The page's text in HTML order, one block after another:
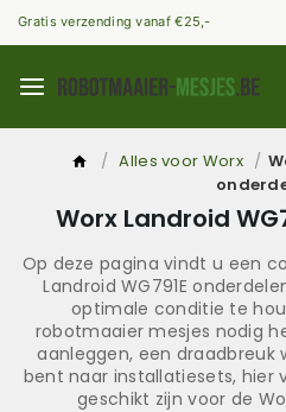
Gratis verzending vanaf €25,-
/ Alles voor Worx /
Worx Landroid
Op deze pagina vindt u een
Landroid WG791E
optimale conditie te
robotmaaier mesjes nodig
aanleggen, een draadbreuk
bent naar installatiesets, hier
geschikt zijn voor de